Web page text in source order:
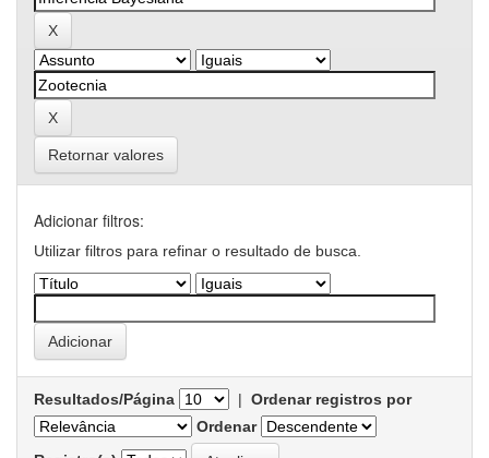
Retornar valores
Adicionar filtros:
Utilizar filtros para refinar o resultado de busca.
Resultados/Página | Ordenar registros por
Ordenar